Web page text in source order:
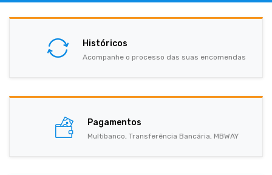
Históricos
Acompanhe o processo das suas encomendas
Pagamentos
Multibanco, Transferência Bancária, MBWAY